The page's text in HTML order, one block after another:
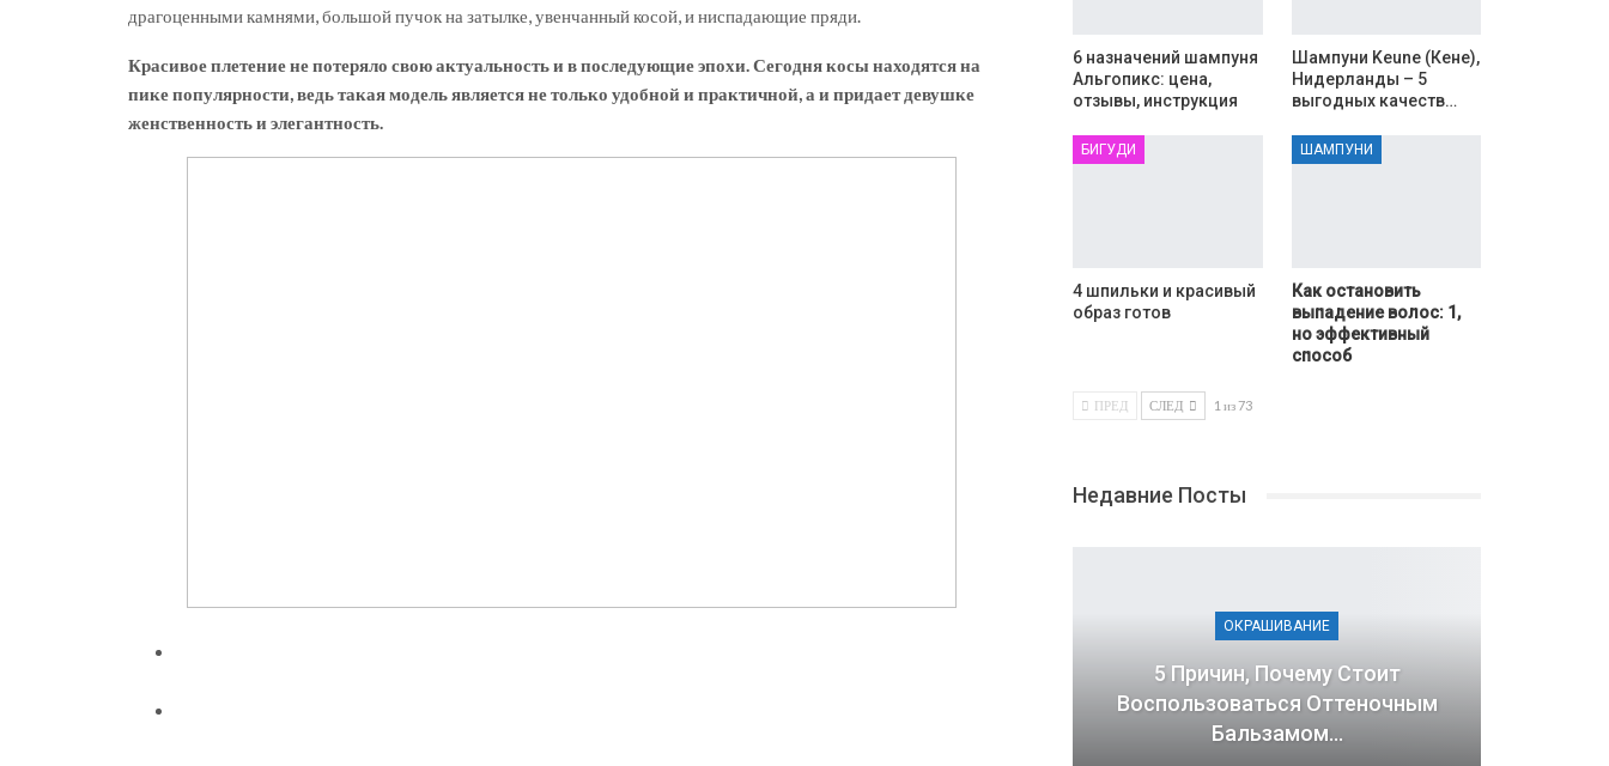
драгоценными камнями, большой пучок на затылке, увенчанный косой, и ниспадающие пряди.
Красивое плетение не потеряло свою актуальность и в последующие эпохи. Сегодня косы находятся на
пике популярности, ведь такая модель является не только удобной и практичной, а и придает девушке
женственность и элегантность.
6 назначений шампуня
Альгопикс: цена,
отзывы, инструкция
Шампуни Keune (Кене),
Нидерланды – 5
выгодных качеств…
БИГУДИ
4 шпильки и красивый
образ готов
ШАМПУНИ
Как остановить
выпадение волос: 1,
но эффективный
способ
ПРЕД СЛЕД 1 из 73
Недавние Посты
ОКРАШИВАНИЕ
5 Причин, Почему Стоит
Воспользоваться Оттеночным
Бальзамом…